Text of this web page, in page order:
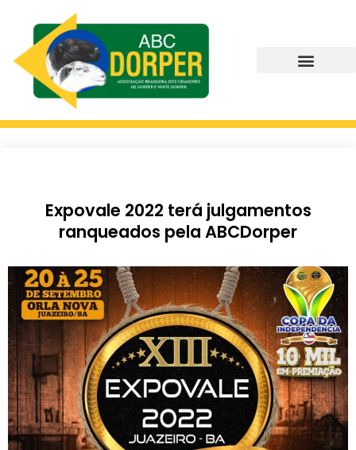
Expovale 2022 terá julgamentos
ranqueados pela ABCDorper